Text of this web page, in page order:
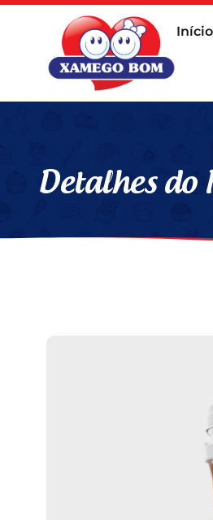
Início
Detalhes do